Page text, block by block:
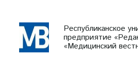
Республиканское
предприятие
«Медицинский